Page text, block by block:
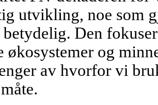
utvikling, noe som
betydelig. Den
økosystemer og
av hvorfor vi